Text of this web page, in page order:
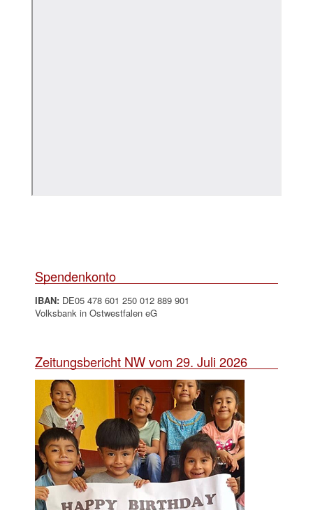
Spendenkonto
IBAN: DE05 478 601 250 012 889 901
Volksbank in Ostwestfalen eG
Zeitungsbericht NW vom 29. Juli 2026